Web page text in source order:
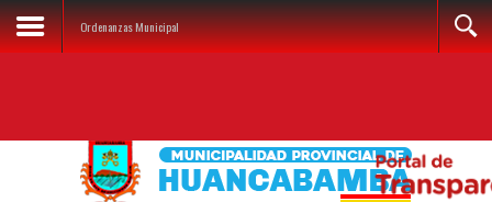
Ordenanzas Municipal